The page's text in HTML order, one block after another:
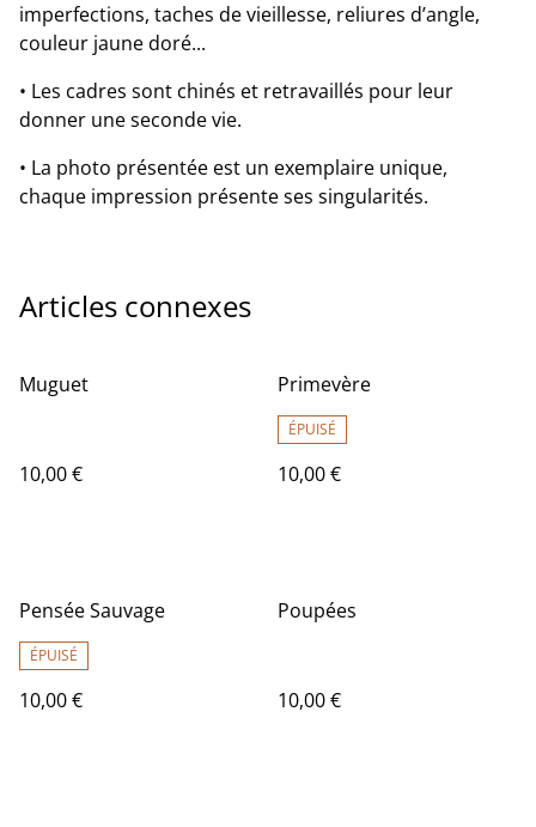
imperfections, taches de vieillesse, reliures d’angle,
couleur jaune doré...
• Les cadres sont chinés et retravaillés pour leur
donner une seconde vie.
• La photo présentée est un exemplaire unique,
chaque impression présente ses singularités.
Articles connexes
Muguet
10,00 €
Primevère
ÉPUISÉ
10,00 €
Pensée Sauvage
ÉPUISÉ
10,00 €
Poupées
10,00 €